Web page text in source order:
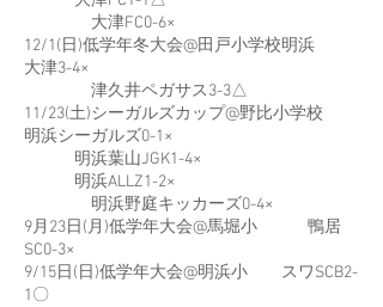
大津FC0-6×
12/1(日)低学年冬大会@田戸小学校明浜
大津3-4×
津久井ペガサス3-3△
11/23(土)シーガルズカップ@野比小学校
明浜シーガルズ0-1×
明浜葉山JGK1-4×
明浜ALLZ1-2×
明浜野庭キッカーズ0-4×
9月23日(月)低学年大会@馬堀小 鴨居
SC0-3×
9/15日(日)低学年大会@明浜小 スワSCB2-
1〇